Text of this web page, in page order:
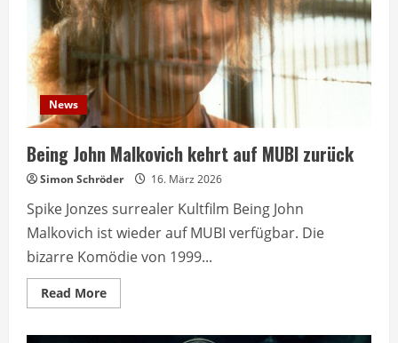
News
Being John Malkovich kehrt auf MUBI zurück
Simon Schröder 16. März 2026
Spike Jonzes surrealer Kultfilm Being John
Malkovich ist wieder auf MUBI verfügbar. Die
bizarre Komödie von 1999...
Read MoreRead
more